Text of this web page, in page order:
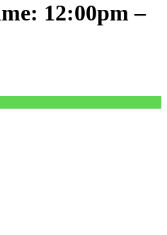
12:00pm –